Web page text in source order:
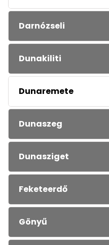
Darnózseli
Dunakiliti
Dunaremete
Dunaszeg
Dunasziget
Feketeerdő
Gönyű